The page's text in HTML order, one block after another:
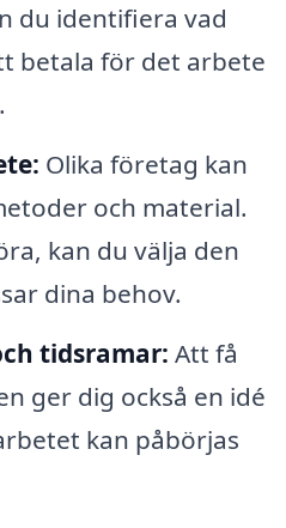
du identifiera vad
betala för det arbete
Olika företag kan
och material.
kan du välja den
dina behov.
tidsramar: Att få
ger dig också en idé
kan påbörjas